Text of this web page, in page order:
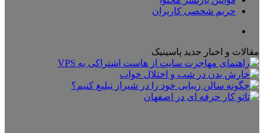
حریم شخصی کاربران
مقالات و اخبار جدید پاسینیک